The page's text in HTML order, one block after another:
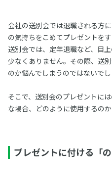
会社の送別会では退職される方
の気持ちをこめてプレゼントを
送別会では、定年退職など、目
少なくありません。その際、送
のか悩んでしまうのではないでし
そこで、送別会のプレゼントに
な場合、どのように使用するのか
プレゼントに付ける「